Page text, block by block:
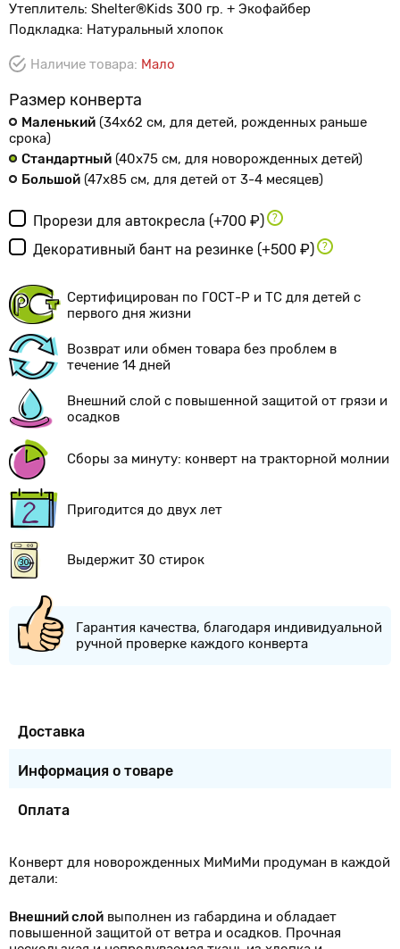
Утеплитель: Shelter®Kids 300 гр. + Экофайбер
Подкладка: Натуральный хлопок
Наличие товара: Мало
Размер конверта
Маленький (34х62 см, для детей, рожденных раньше
срока)
Стандартный (40х75 см, для новорожденных детей)
Большой (47х85 см, для детей от 3-4 месяцев)
Прорези для автокресла (+700 ₽)
Декоративный бант на резинке (+500 ₽)
Сертифицирован по ГОСТ-Р и ТС для детей с
первого дня жизни
Возврат или обмен товара без проблем в
течение 14 дней
Внешний слой с повышенной защитой от грязи и
осадков
Сборы за минуту: конверт на тракторной молнии
Пригодится до двух лет
Выдержит 30 стирок
Гарантия качества, благодаря индивидуальной
ручной проверке каждого конверта
Доставка
Информация о товаре
Оплата
Конверт для новорожденных МиМиМи продуман в каждой
детали:
Внешний слой выполнен из габардина и обладает
повышенной защитой от ветра и осадков. Прочная